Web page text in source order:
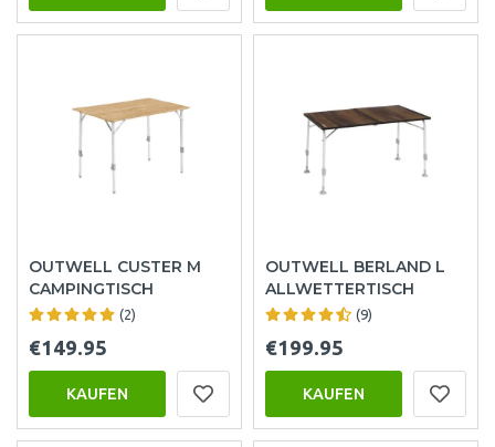
OUTWELL CUSTER M
CAMPINGTISCH
(2)
€149.95
KAUFEN
OUTWELL BERLAND L
ALLWETTERTISCH
(9)
€199.95
KAUFEN